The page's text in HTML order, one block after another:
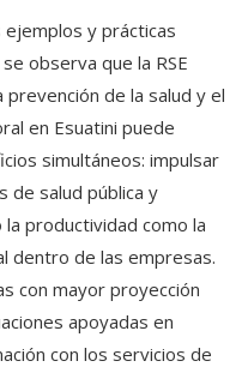
y prácticas
observa que la RSE
prevención de la salud y el
en Esuatini puede
simultáneos: impulsar
de salud pública y
productividad como la
dentro de las empresas.
con mayor proyección
apoyadas en
con los servicios de